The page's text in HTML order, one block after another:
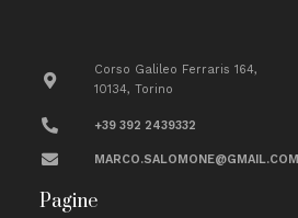
Corso Galileo Ferraris 164,
10134, Torino
+39 392 2439332
MARCO.SALOMONE@GMAIL.COM
Pagine